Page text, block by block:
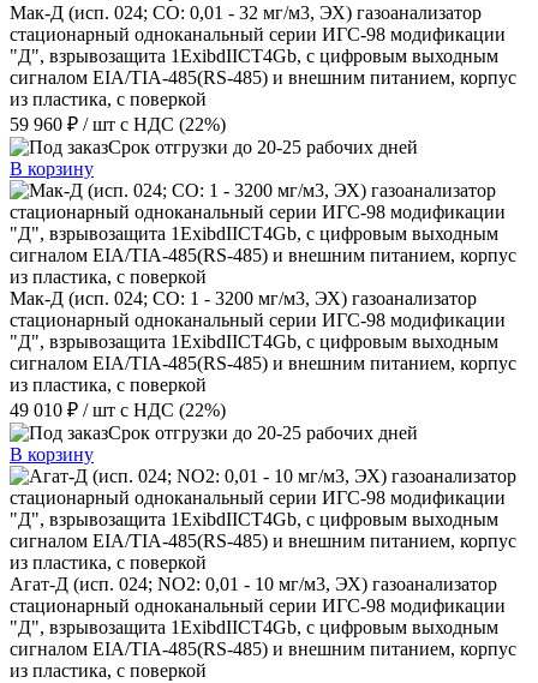
Мак-Д (исп. 024; СО: 0,01 - 32 мг/м3, ЭХ) газоанализатор
стационарный одноканальный серии ИГС-98 модификации
"Д", взрывозащита 1ExibdIIСT4Gb, с цифровым выходным
сигналом EIA/TIA-485(RS-485) и внешним питанием, корпус
из пластика, с поверкой
59 960 ₽ / шт с НДС (22%)
Срок отгрузки до 20-25 рабочих дней
В корзину
Мак-Д (исп. 024; СО: 1 - 3200 мг/м3, ЭХ) газоанализатор
стационарный одноканальный серии ИГС-98 модификации
"Д", взрывозащита 1ExibdIIСT4Gb, с цифровым выходным
сигналом EIA/TIA-485(RS-485) и внешним питанием, корпус
из пластика, с поверкой
49 010 ₽ / шт с НДС (22%)
Срок отгрузки до 20-25 рабочих дней
В корзину
Агат-Д (исп. 024; NO2: 0,01 - 10 мг/м3, ЭХ) газоанализатор
стационарный одноканальный серии ИГС-98 модификации
"Д", взрывозащита 1ExibdIIСT4Gb, с цифровым выходным
сигналом EIA/TIA-485(RS-485) и внешним питанием, корпус
из пластика, с поверкой